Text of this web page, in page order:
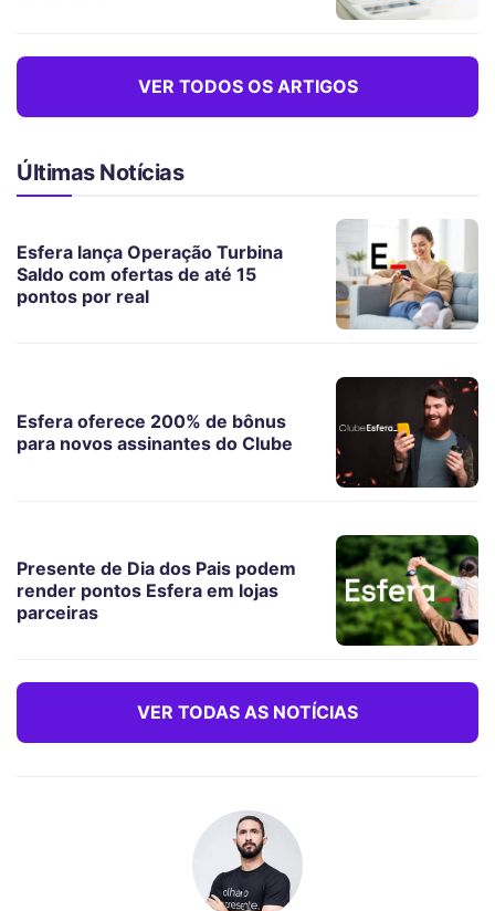
VER TODOS OS ARTIGOS
Últimas Notícias
Esfera lança Operação Turbina
Saldo com ofertas de até 15
pontos por real
Esfera oferece 200% de bônus
para novos assinantes do Clube
Presente de Dia dos Pais podem
render pontos Esfera em lojas
parceiras
VER TODAS AS NOTÍCIAS